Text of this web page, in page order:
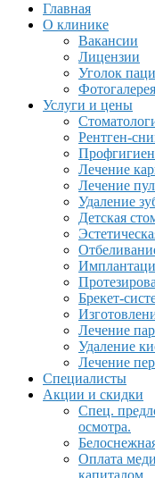
Главная
О клинике
Вакансии
Лицензии
Уголок
Фотогалерея
Услуги и цены
Рентген-
Лечение
Лечение
Удаление
Детская
Брекет-
Лечение
Удаление
Лечение
Специалисты
Акции и скидки
Спец.
осмотра.
Оплата
капиталом